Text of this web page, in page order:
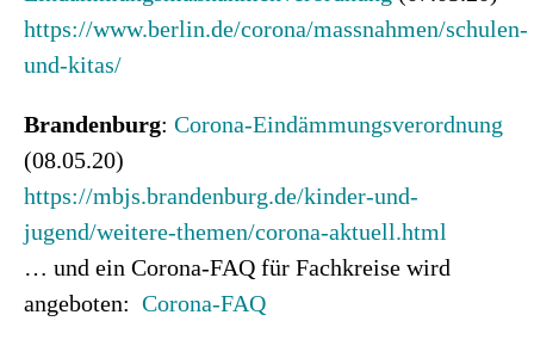
https://www.berlin.de/corona/massnahmen/schulen-
und-kitas/
Brandenburg: Corona-Eindämmungsverordnung
(08.05.20)
https://mbjs.brandenburg.de/kinder-und-
jugend/weitere-themen/corona-aktuell.html
… und ein Corona-FAQ für Fachkreise wird
angeboten: Corona-FAQ